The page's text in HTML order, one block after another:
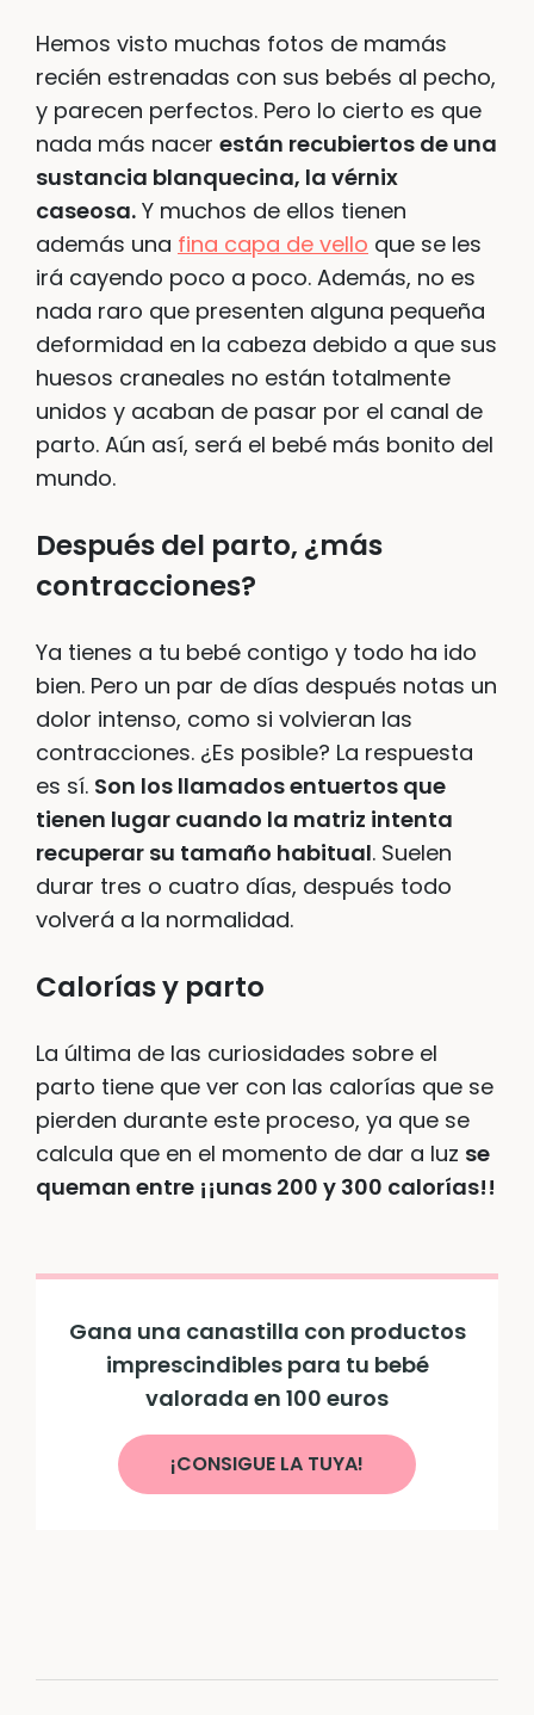
Hemos visto muchas fotos de mamás
recién estrenadas con sus bebés al pecho,
y parecen perfectos. Pero lo cierto es que
nada más nacer están recubiertos de una
sustancia blanquecina, la vérnix
caseosa. Y muchos de ellos tienen
además una fina capa de vello que se les
irá cayendo poco a poco. Además, no es
nada raro que presenten alguna pequeña
deformidad en la cabeza debido a que sus
huesos craneales no están totalmente
unidos y acaban de pasar por el canal de
parto. Aún así, será el bebé más bonito del
mundo.
Después del parto, ¿más
contracciones?
Ya tienes a tu bebé contigo y todo ha ido
bien. Pero un par de días después notas un
dolor intenso, como si volvieran las
contracciones. ¿Es posible? La respuesta
es sí. Son los llamados entuertos que
tienen lugar cuando la matriz intenta
recuperar su tamaño habitual. Suelen
durar tres o cuatro días, después todo
volverá a la normalidad.
Calorías y parto
La última de las curiosidades sobre el
parto tiene que ver con las calorías que se
pierden durante este proceso, ya que se
calcula que en el momento de dar a luz se
queman entre ¡¡unas 200 y 300 calorías!!
Gana una canastilla con productos
imprescindibles para tu bebé
valorada en 100 euros
¡CONSIGUE LA TUYA!